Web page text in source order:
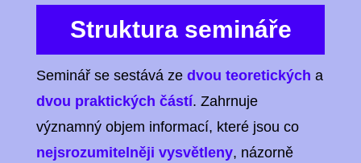
Struktura semináře
Seminář se sestává ze dvou teoretických a
dvou praktických částí. Zahrnuje
významný objem informací, které jsou co
nejsrozumitelněji vysvětleny, názorně